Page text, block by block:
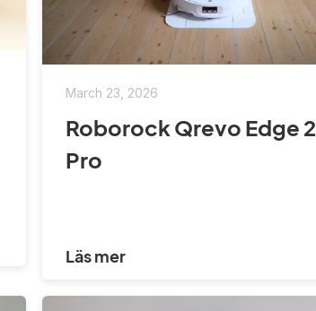
March 23, 2026
Roborock Qrevo Edge 2
Pro
Läs mer